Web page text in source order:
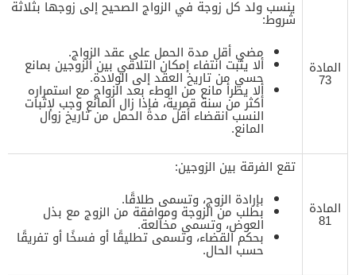
المادة
73
ينسب ولد كل زوجة في الزواج الصحيح إلى زوجها بثلاثة
شروط:
مضي أقل مدة الحمل على عقد الزواج.
ألا يثبت انتفاء إمكان التلاقي بين الزوجين بمانع
حسي من تاريخ العقد إلى الولادة.
ألا يطرأ مانع من الوطء بعد الزواج مع استمراره
أكثر من سنة قمرية، فإذا زال المانع وجب لإثبات
النسب انقضاء أقل مدة الحمل من تاريخ زوال
المانع.
المادة
81
تقع الفرقة بين الزوجين:
بإرادة الزوج، وتسمى طلاقًا.
بطلب من الزوجة وموافقة من الزوج مع بذل
العوض، وتسمى مخالعة.
بحكم القضاء، وتسمى تطليقًا أو فسخًا أو تفريقًا
حسب الحال.